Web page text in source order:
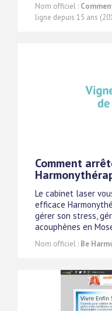
Nom officiel :
ligne depuis 15 ans
Comment
Le cabinet laser
efficace
gérer son stress,
acouphènes en
Nom officiel : Be